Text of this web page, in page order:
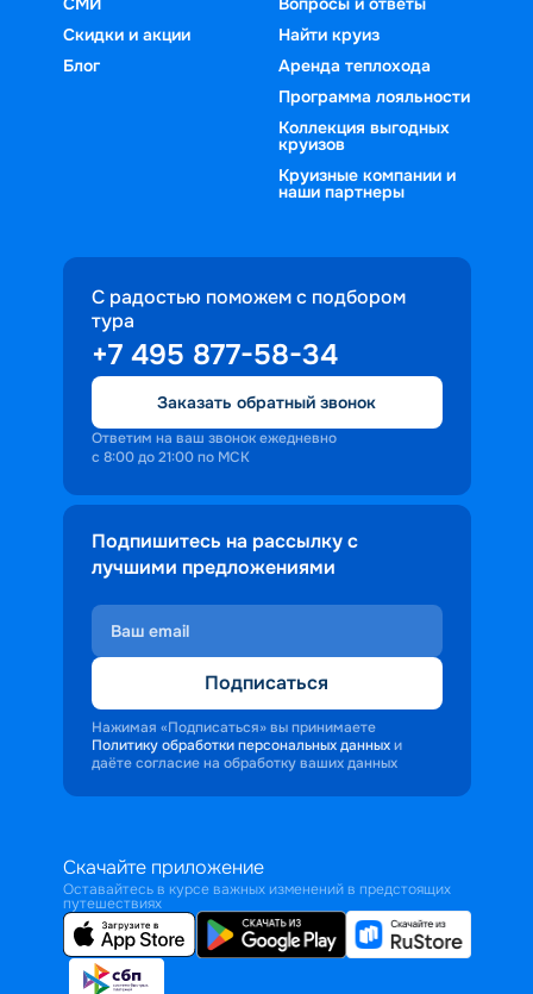
Скидки и акции
Блог
Найти круиз
Аренда теплохода
Программа лояльности
Коллекция выгодных
круизов
Круизные компании и
наши партнеры
С радостью поможем с подбором
тура
+7 495 877-58-34
Заказать обратный звонок
Ответим на ваш звонок ежедневно
с 8:00 до 21:00 по МСК
Подпишитесь на рассылку с
лучшими предложениями
Подписаться
Нажимая «Подписаться» вы принимаете
Политику обработки персональных данных и
даёте согласие на обработку ваших данных
Скачайте приложение
Оставайтесь в курсе важных изменений в предстоящих
путешествиях